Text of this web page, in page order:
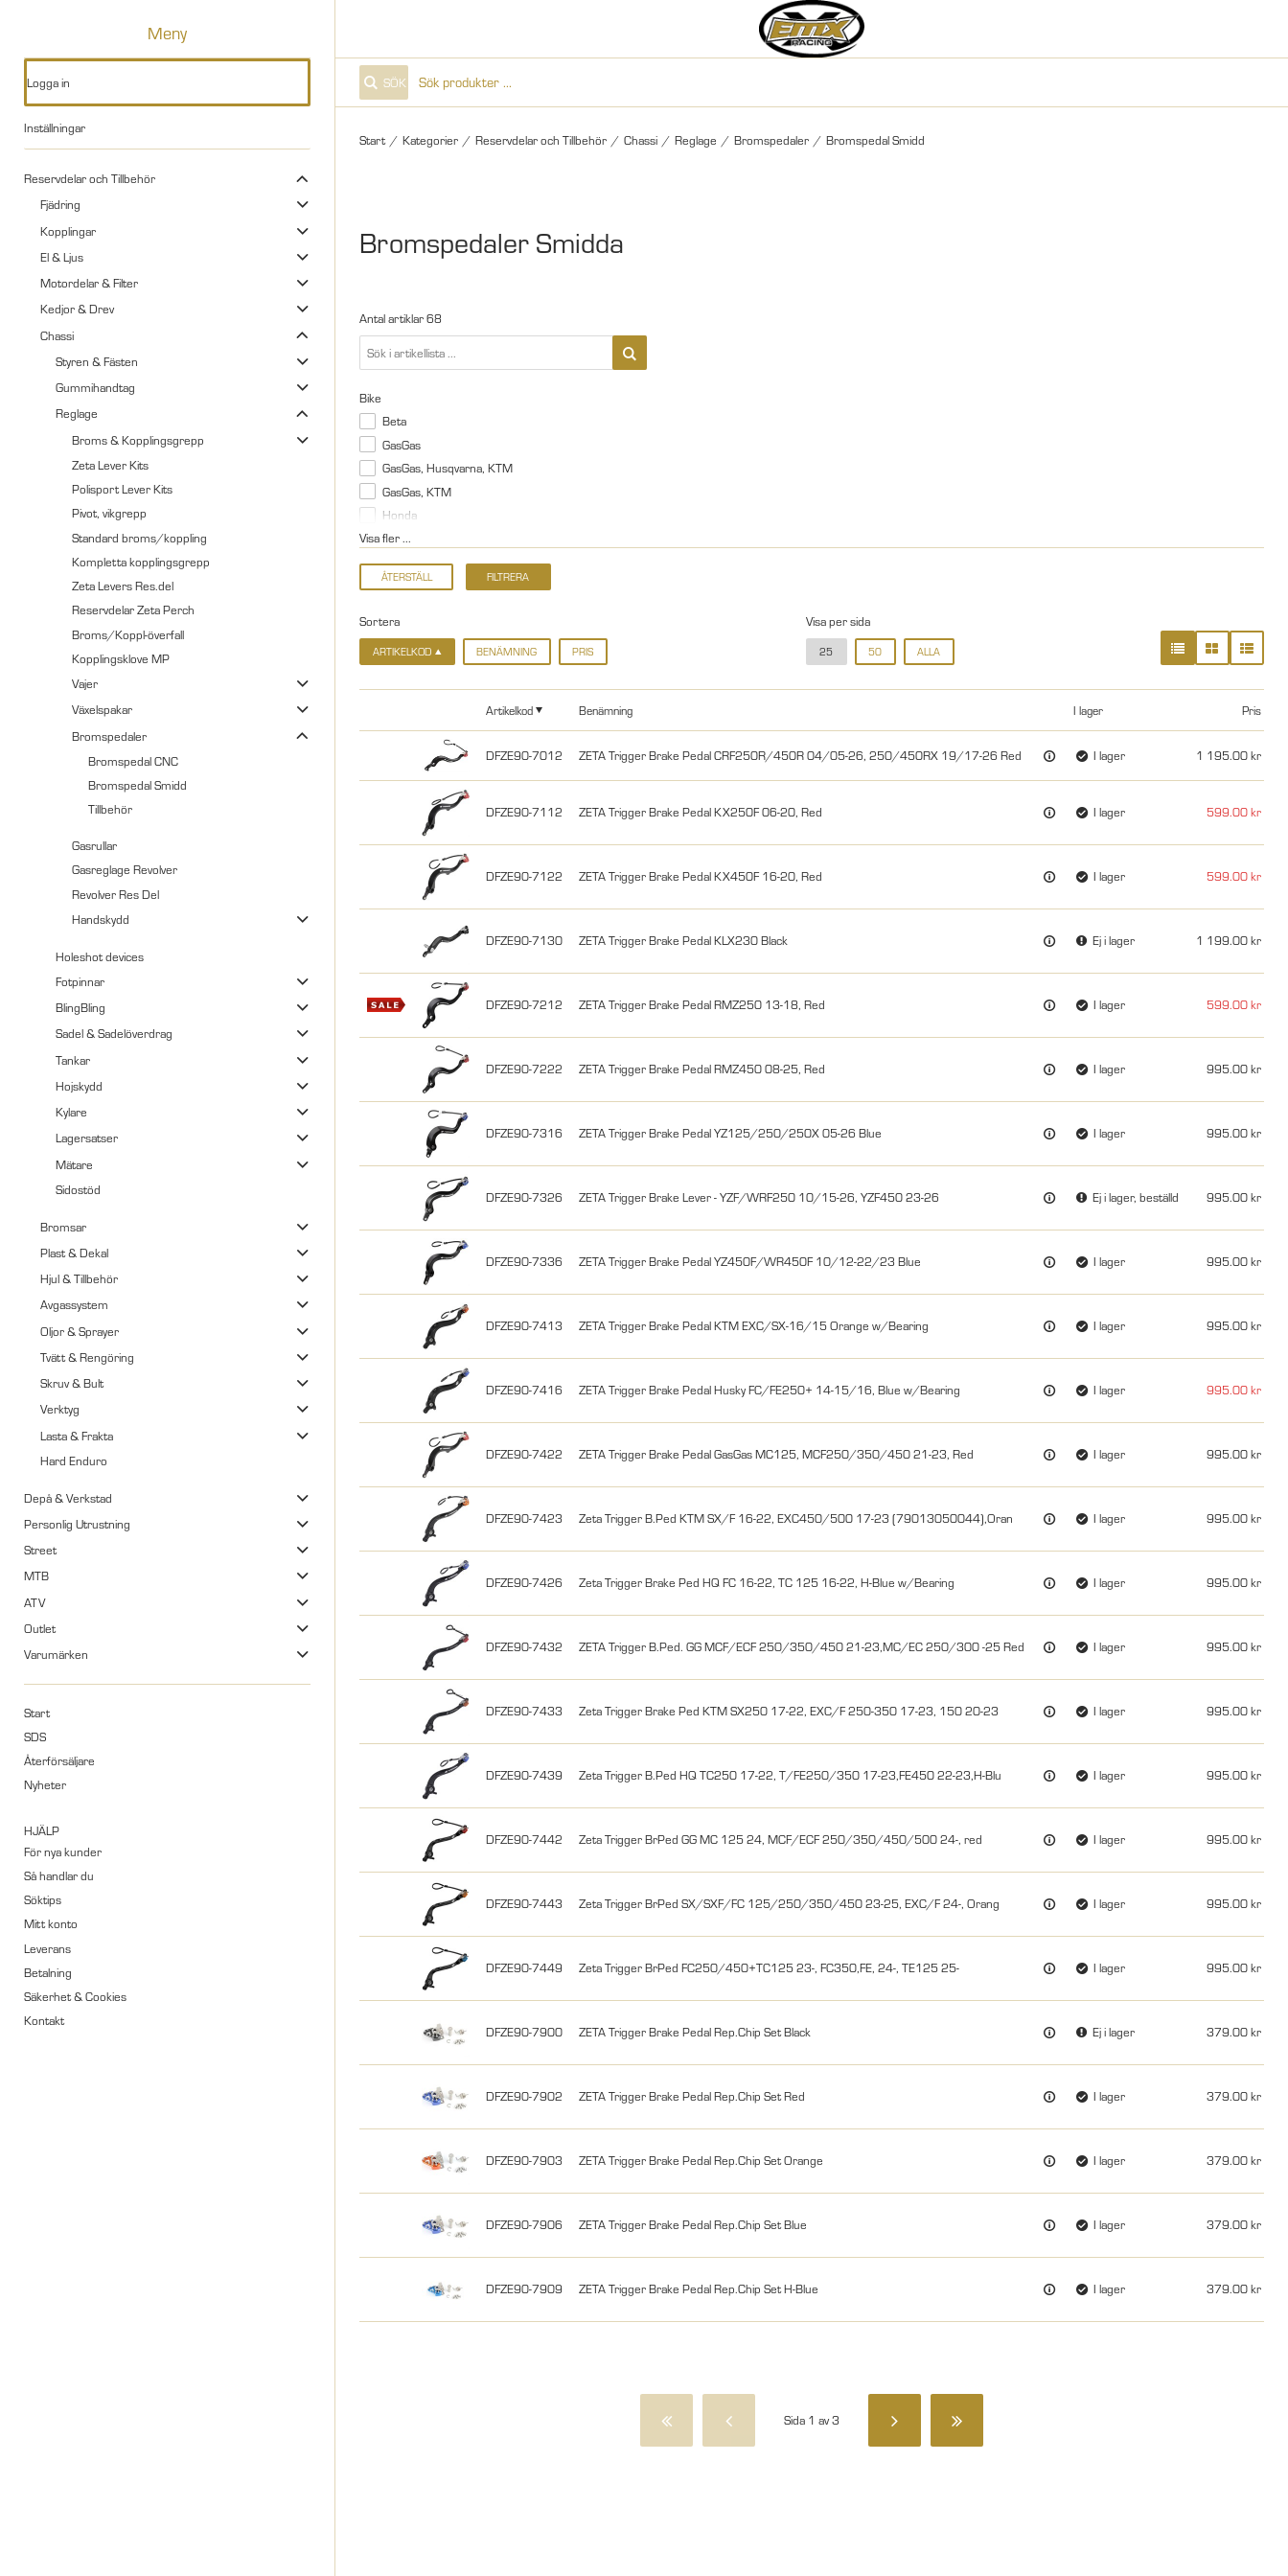
Meny
Logga in
Inställningar
Reservdelar och Tillbehör
Fjädring
Kopplingar
El & Ljus
Motordelar & Filter
Kedjor & Drev
Chassi
Styren & Fästen
Gummihandtag
Reglage
Broms & Kopplingsgrepp
Zeta Lever Kits
Polisport Lever Kits
Pivot, vikgrepp
Standard broms/koppling
Kompletta kopplingsgrepp
Zeta Levers Res.del
Reservdelar Zeta Perch
Broms/Koppl-överfall
Kopplingsklove MP
Vajer
Växelspakar
Bromspedaler
Bromspedal CNC
Bromspedal Smidd
Tillbehör
Gasrullar
Gasreglage Revolver
Revolver Res Del
Handskydd
Holeshot devices
Fotpinnar
BlingBling
Sadel & Sadelöverdrag
Tankar
Hojskydd
Kylare
Lagersatser
Mätare
Sidostöd
Bromsar
Plast & Dekal
Hjul & Tillbehör
Avgassystem
Oljor & Sprayer
Tvätt & Rengöring
Skruv & Bult
Verktyg
Lasta & Frakta
Hard Enduro
Depå & Verkstad
Personlig Utrustning
Street
MTB
ATV
Outlet
Varumärken
Start
SDS
Återförsäljare
Nyheter
HJÄLP
För nya kunder
Så handlar du
Söktips
Mitt konto
Leverans
Betalning
Säkerhet & Cookies
Kontakt
SÖK
Start / Kategorier / Reservdelar och Tillbehör / Chassi / Reglage / Bromspedaler / Bromspedal Smidd
Bromspedaler Smidda
Antal artiklar68
Bike
Beta
GasGas
GasGas, Husqvarna, KTM
GasGas, KTM
Honda
Visa fler ...
Sortera
ARTIKELKOD BENÄMNING PRIS
Visa per sida
25 50 ALLA
Artikelkod Benämning I lager Pris
DFZE90-7012 ZETA Trigger Brake Pedal CRF250R/450R 04/05-26, 250/450RX 19/17-26 Red I lager 1 195.00
DFZE90-7112 ZETA Trigger Brake Pedal KX250F 06-20, Red I lager 599.00
DFZE90-7122 ZETA Trigger Brake Pedal KX450F 16-20, Red I lager 599.00
DFZE90-7130 ZETA Trigger Brake Pedal KLX230 Black Ej i lager 1 199.00
DFZE90-7212 ZETA Trigger Brake Pedal RMZ250 13-18, Red I lager 599.00
DFZE90-7222 ZETA Trigger Brake Pedal RMZ450 08-25, Red I lager 995.00
DFZE90-7316 ZETA Trigger Brake Pedal YZ125/250/250X 05-26 Blue I lager 995.00
DFZE90-7326 ZETA Trigger Brake Lever - YZF/WRF250 10/15-26, YZF450 23-26 Ej i lager, beställd 995.00
DFZE90-7336 ZETA Trigger Brake Pedal YZ450F/WR450F 10/12-22/23 Blue I lager 995.00
DFZE90-7413 ZETA Trigger Brake Pedal KTM EXC/SX-16/15 Orange w/Bearing I lager 995.00
DFZE90-7416 ZETA Trigger Brake Pedal Husky FC/FE250+ 14-15/16, Blue w/Bearing I lager 995.00
DFZE90-7422 ZETA Trigger Brake Pedal GasGas MC125, MCF250/350/450 21-23, Red I lager 995.00
DFZE90-7423 Zeta Trigger B.Ped KTM SX/F 16-22, EXC450/500 17-23 (79013050044),Oran I lager 995.00
DFZE90-7426 Zeta Trigger Brake Ped HQ FC 16-22, TC 125 16-22, H-Blue w/Bearing I lager 995.00
DFZE90-7432 ZETA Trigger B.Ped. GG MCF/ECF 250/350/450 21-23,MC/EC 250/300 -25 Red I lager 995.00
DFZE90-7433 Zeta Trigger Brake Ped KTM SX250 17-22, EXC/F 250-350 17-23, 150 20-23 I lager 995.00
DFZE90-7439 Zeta Trigger B.Ped HQ TC250 17-22, T/FE250/350 17-23,FE450 22-23,H-Blu I lager 995.00
DFZE90-7442 Zeta Trigger BrPed GG MC 125 24, MCF/ECF 250/350/450/500 24-, red I lager 995.00
DFZE90-7443 Zeta Trigger BrPed SX/SXF/FC 125/250/350/450 23-25, EXC/F 24-, Orang I lager 995.00
DFZE90-7449 Zeta Trigger BrPed FC250/450+TC125 23-, FC350,FE, 24-, TE125 25- I lager 995.00
DFZE90-7900 ZETA Trigger Brake Pedal Rep.Chip Set Black Ej i lager 379.00
DFZE90-7902 ZETA Trigger Brake Pedal Rep.Chip Set Red I lager 379.00
DFZE90-7903 ZETA Trigger Brake Pedal Rep.Chip Set Orange I lager 379.00
DFZE90-7906 ZETA Trigger Brake Pedal Rep.Chip Set Blue I lager 379.00
DFZE90-7909 ZETA Trigger Brake Pedal Rep.Chip Set H-Blue I lager 379.00
Sida 1 av 3